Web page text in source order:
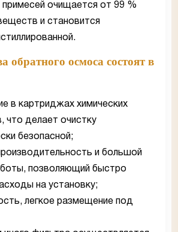
примесей очищается от 99 %
и становится
обратного осмоса состоят в
в картриджах химических
что делает очистку
безопасной;
и большой
позволяющий быстро
на установку;
легкое размещение под